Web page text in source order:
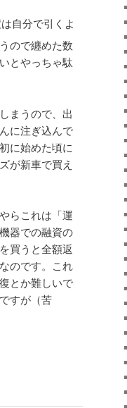
自分で引くよ
ので纏めた数
とやっちゃ駄
まうので、出
に注ぎ込んで
に始めた頃に
が新車で買え
らこれは「運
器での融資の
買うと全額返
のです。これ
とか難しいで
すが（苦